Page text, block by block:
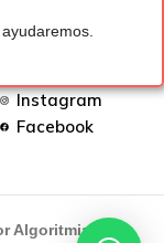
Instagram
Facebook
Algoritmia